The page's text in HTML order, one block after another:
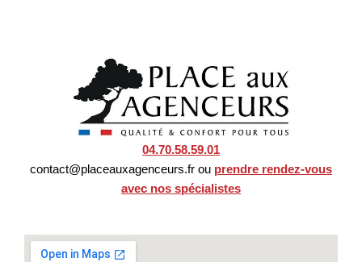
04.70.58.59.01
contact@placeauxagenceurs.fr ou prendre rendez-vous
avec nos spécialistes